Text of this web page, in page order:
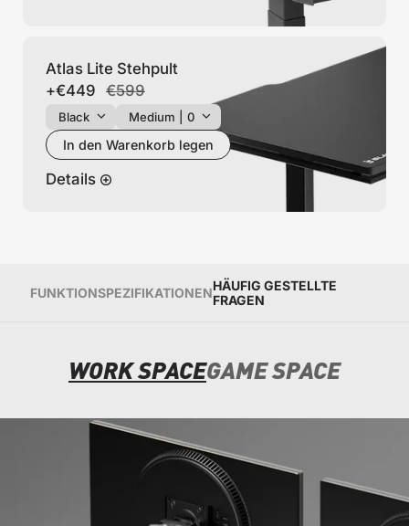
Atlas Lite Stehpult
+€449 €599
In den Warenkorb legen
Details
FUNKTIONSPEZIFIKATIONENHÄUFIG GESTELLTE
FRAGEN
WORK SPACEGAME SPACE